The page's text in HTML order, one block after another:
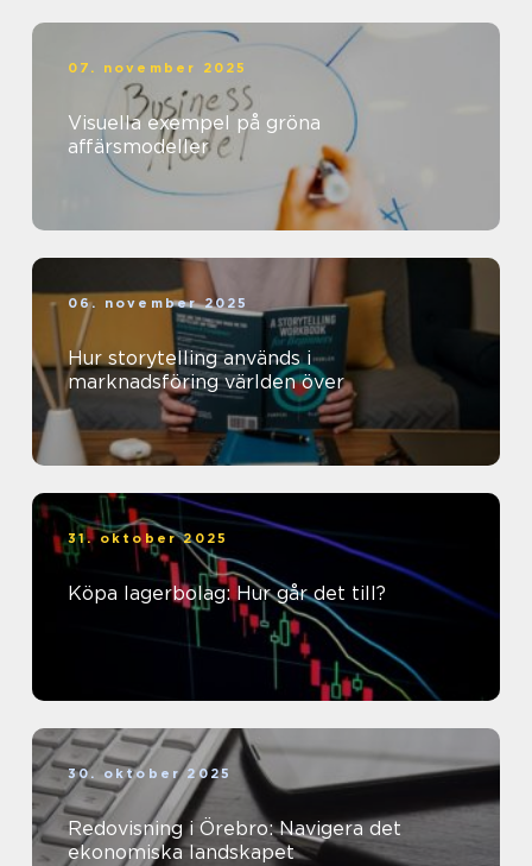
07. november 2025
Visuella exempel på gröna
affärsmodeller
06. november 2025
Hur storytelling används i
marknadsföring världen över
31. oktober 2025
Köpa lagerbolag: Hur går det till?
30. oktober 2025
Redovisning i Örebro: Navigera det
ekonomiska landskapet